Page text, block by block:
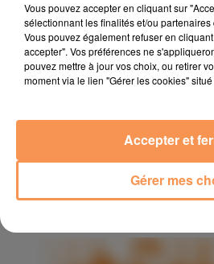
INTERVIEW DE ALAIN STEINER "FÊTE
Vous pouvez accepter en cliquant sur
sélectionnant les finalités et/ou partenaires
Vous pouvez également refuser en
accepter". Vos préférences ne
pouvez mettre à jour vos choix, ou retirer
moment via le lien "Gérer les cookies"
Gérer mes
Accepter et